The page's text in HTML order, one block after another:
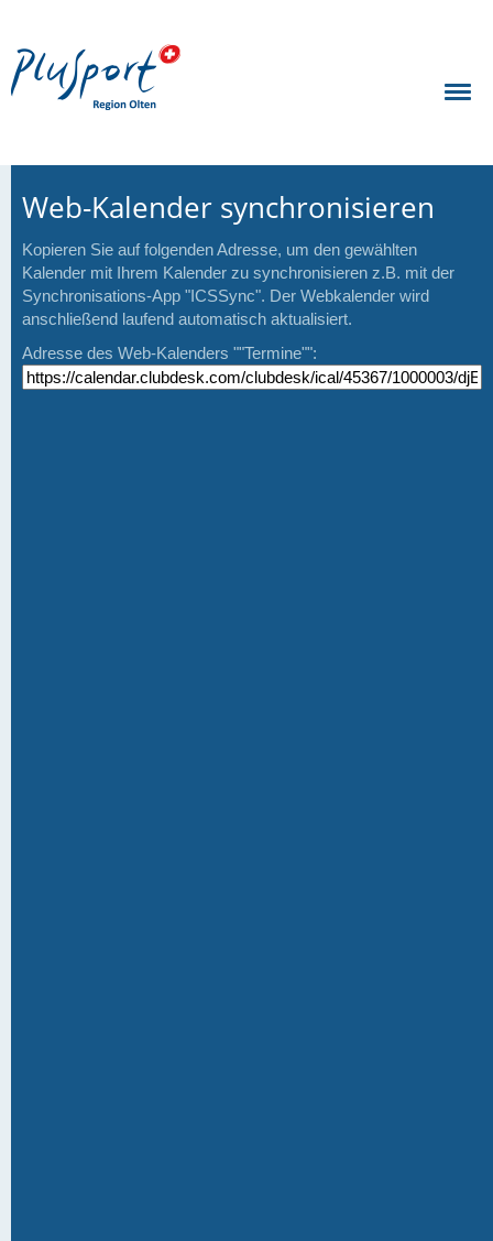
Web-Kalender synchronisieren
Kopieren Sie auf folgenden Adresse, um den gewählten
Kalender mit Ihrem Kalender zu synchronisieren z.B. mit der
Synchronisations-App "ICSSync". Der Webkalender wird
anschließend laufend automatisch aktualisiert.
Adresse des Web-Kalenders ""Termine"":